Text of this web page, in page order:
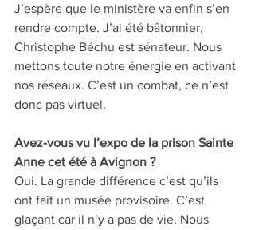
J’espère que le ministère va enfin s’en
rendre compte. J’ai été bâtonnier,
Christophe Béchu est sénateur. Nous
mettons toute notre énergie en activant
nos réseaux. C’est un combat, ce n’est
donc pas virtuel.
Avez-vous vu l’expo de la prison Sainte
Anne cet été à Avignon ?
Oui. La grande différence c’est qu’ils
ont fait un musée provisoire. C’est
glaçant car il n’y a pas de vie. Nous